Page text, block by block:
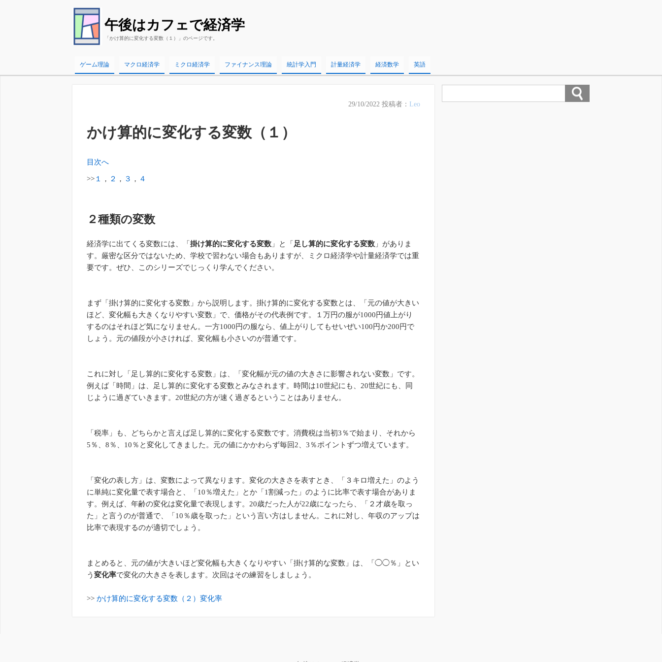
午後はカフェで経済学
「かけ算的に変化する変数（１）」のページです。
ゲーム理論 マクロ経済学 ミクロ経済学 ファイナンス理論 統計学入門 計量経済学 経済数学 英語
29/10/2022 投稿者： Leo
かけ算的に変化する変数（１）
目次へ
>> １ ， ２ ， ３ ， ４
２種類の変数
経済学に出てくる変数には、「掛け算的に変化する変数 」と「 足し算的に変化する変数 」がありま
す。厳密な区分ではないため、学校で習わない場合もありますが、ミクロ経済学や計量経済学では重
要です。ぜひ、このシリーズでじっくり学んでください。
まず「掛け算的に変化する変数」から説明します。掛け算的に変化する変数とは、「元の値が大きい
ほど、変化幅も大きくなりやすい変数」で、価格がその代表例です。１万円の服が1000円値上がり
するのはそれほど気になりません。一方1000円の服なら、値上がりしてもせいぜい100円か200円で
しょう。元の値段が小さければ、変化幅も小さいのが普通です。
これに対し「足し算的に変化する変数」は、「変化幅が元の値の大きさに影響されない変数」です。
例えば「時間」は、足し算的に変化する変数とみなされます。時間は10世紀にも、20世紀にも、同
じように過ぎていきます。20世紀の方が速く過ぎるということはありません。
「税率」も、どちらかと言えば足し算的に変化する変数です。消費税は当初3％で始まり、それから
5％、8％、10％と変化してきました。元の値にかかわらず毎回2、3％ポイントずつ増えています。
「変化の表し方」は、変数によって異なります。変化の大きさを表すとき、「３キロ増えた」のよう
に単純に変化量で表す場合と、「10％増えた」とか「1割減った」のように比率で表す場合がありま
す。例えば、年齢の変化は変化量で表現します。20歳だった人が22歳になったら、「２才歳を取っ
た」と言うのが普通で、「10％歳を取った」という言い方はしません。これに対し、年収のアップは
比率で表現するのが適切でしょう。
まとめると、元の値が大きいほど変化幅も大きくなりやすい「掛け算的な変数」は、「◯◯％」とい
う変化率で変化の大きさを表します。次回はその練習をしましょう。
>>かけ算的に変化する変数（２）変化率